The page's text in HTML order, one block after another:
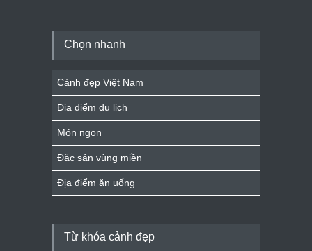
Chọn nhanh
Cảnh đẹp Việt Nam
Địa điểm du lịch
Món ngon
Đặc sản vùng miền
Địa điểm ăn uống
Từ khóa cảnh đẹp